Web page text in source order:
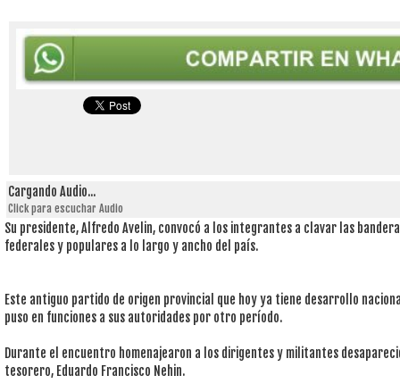
Cargando Audio...
Click para escuchar Audio
Su presidente, Alfredo Avelin, convocó a los integrantes a clavar las
federales y populares a lo largo y ancho del país.
Este antiguo partido de origen provincial que hoy ya tiene desarrollo
puso en funciones a sus autoridades por otro período.
Durante el encuentro homenajearon a los dirigentes y militantes
tesorero, Eduardo Francisco Nehin.